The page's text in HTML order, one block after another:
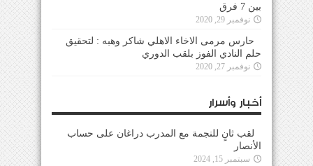
بين 7 فرق
نوفمبر 29, 2020
حارس مرمى الاخاء الاهلي شاكر وهبه : لتحقيق
حلم النادي الفوز بلقب الدوري
نوفمبر 27, 2020
أخبار وأسرار
لقب ثانٍ للنجمة مع المدرب دراغان على حساب
الأنصار
سبتمبر 15, 2024